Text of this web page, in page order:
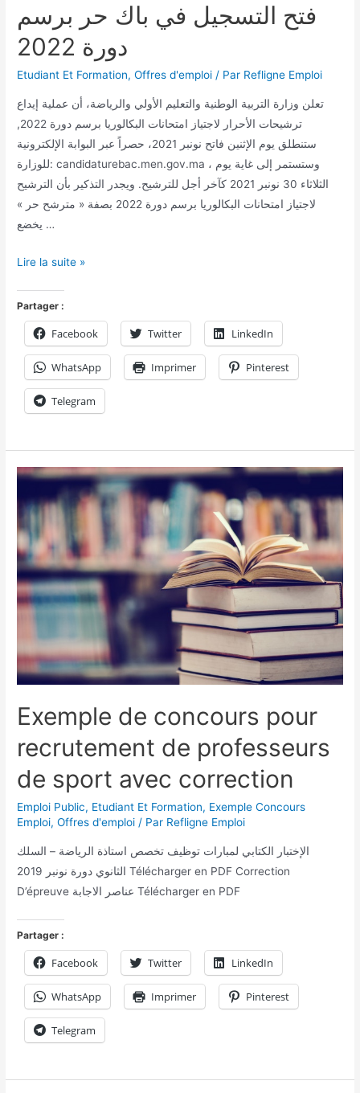
فتح التسجيل في باك حر برسم
دورة 2022
Etudiant Et Formation,Offres d'emploi / Par Refligne Emploi
تعلن وزارة التربية الوطنية والتعليم الأولي والرياضة، أن عملية إيداع
ترشيحات الأحرار لاجتياز امتحانات البكالوريا برسم دورة 2022,
ستنطلق يوم الإثنين فاتح نونبر 2021، حصراً عبر البوابة الإلكترونية
للوزارة: candidaturebac.men.gov.ma ، وستستمر إلى غاية يوم
الثلاثاء 30 نونبر 2021 كآخر أجل للترشيح. ويجدر التذكير بأن الترشيح
لاجتياز امتحانات البكالوريا برسم دورة 2022 بصفة « مترشح حر »
يخضع …
Lire la suite »
Partager :
Facebook Twitter LinkedIn
WhatsApp Imprimer Pinterest
Telegram
Exemple de concours pour
recrutement de professeurs
de sport avec correction
Emploi Public, Etudiant Et Formation, Exemple Concours
Emploi,Offres d'emploi / Par Refligne Emploi
الإختبار الكتابي لمبارات توظيف تخصص استاذة الرياضة – السلك
الثانوي دورة نونبر 2019 Télécharger en PDF Correction
D’épreuve عناصر الاجابة Télécharger en PDF
Partager :
Facebook Twitter LinkedIn
WhatsApp Imprimer Pinterest
Telegram